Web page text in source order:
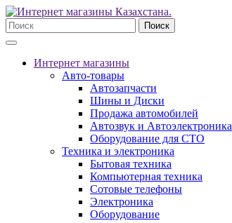
Поиск
Интернет магазины
Авто-товары
Автозапчасти
Шины и Диски
Продажа автомобилей
Автозвук и Автоэлектроника
Оборудование для СТО
Техника и электроника
Бытовая техника
Компьютерная техника
Сотовые телефоны
Электроника
Оборудование